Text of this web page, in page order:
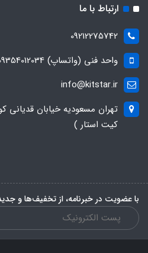
ارتباط با ما
09212275742
واحد فنی (واتساپ) 09354012034
info@kitstar.ir
تهران مسعودیه خیابان قدیانی
کیت استار )
با عضویت در خبرنامه، از تخفیف‌ها و